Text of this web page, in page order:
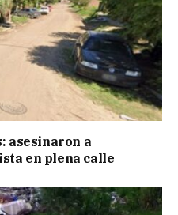
asesinaron a
en plena calle